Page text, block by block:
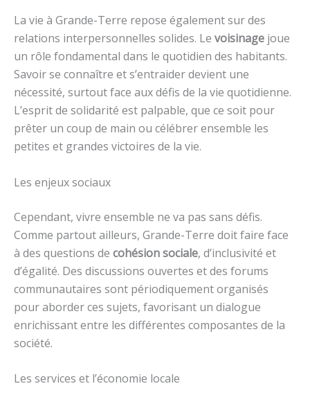
La vie à Grande-Terre repose également sur des
relations interpersonnelles solides. Le voisinage joue
un rôle fondamental dans le quotidien des habitants.
Savoir se connaître et s’entraider devient une
nécessité, surtout face aux défis de la vie quotidienne.
L’esprit de solidarité est palpable, que ce soit pour
prêter un coup de main ou célébrer ensemble les
petites et grandes victoires de la vie.
Les enjeux sociaux
Cependant, vivre ensemble ne va pas sans défis.
Comme partout ailleurs, Grande-Terre doit faire face
à des questions de cohésion sociale, d’inclusivité et
d’égalité. Des discussions ouvertes et des forums
communautaires sont périodiquement organisés
pour aborder ces sujets, favorisant un dialogue
enrichissant entre les différentes composantes de la
société.
Les services et l’économie locale